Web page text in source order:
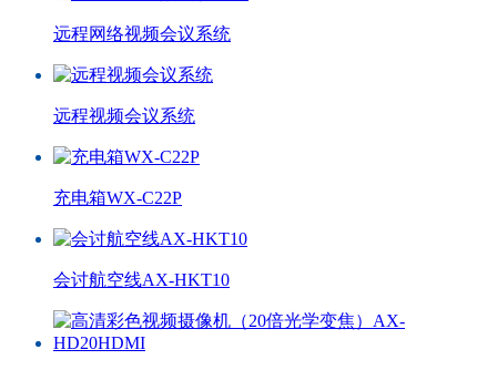
远程网络视频会议系统
远程视频会议系统
充电箱WX-C22P
会讨航空线AX-HKT10